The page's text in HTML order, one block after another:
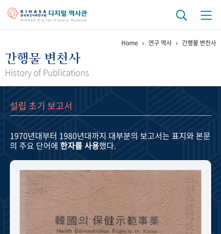
걸어온 길 기관 변천사
정책과 연구 키워드로 보는 연구 역사
연구자들
기록물 아카이브
사진 아카이브 문서 기록물 행정박물 영상 기록물
주년 기념
성과 50선 숫자로 보는 50년 50+1주년 광장
Home 연구 역사 간행물 변천사
간행물 변천사
History of Publications
설립 초기 보고서
1970년대부터 1980년대까지 대부분의 보고서는 표지와 본문
의 주요 단어에 한자를 사용했다.